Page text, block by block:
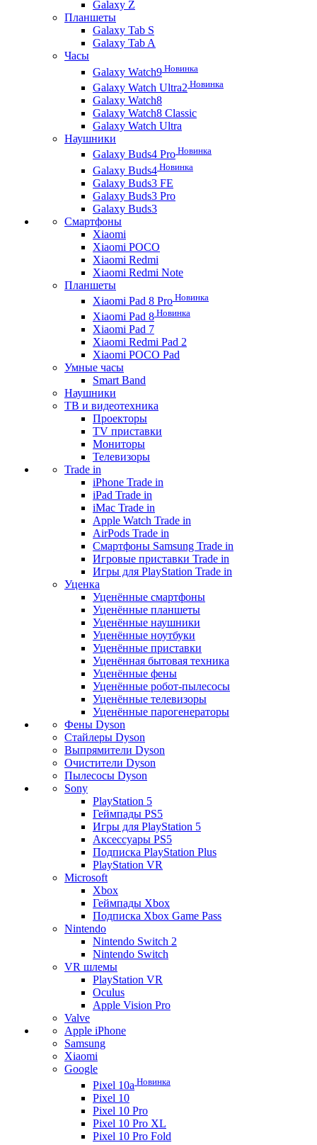
Galaxy Z
Планшеты
Galaxy Tab S
Galaxy Tab A
Часы
Galaxy Watch9 Новинка
Galaxy Watch Ultra2 Новинка
Galaxy Watch8
Galaxy Watch8 Classic
Galaxy Watch Ultra
Наушники
Galaxy Buds4 Pro Новинка
Galaxy Buds4 Новинка
Galaxy Buds3 FE
Galaxy Buds3 Pro
Galaxy Buds3
Смартфоны
Xiaomi
Xiaomi POCO
Xiaomi Redmi
Xiaomi Redmi Note
Планшеты
Xiaomi Pad 8 Pro Новинка
Xiaomi Pad 8 Новинка
Xiaomi Pad 7
Xiaomi Redmi Pad 2
Xiaomi POCO Pad
Умные часы
Smart Band
Наушники
ТВ и видеотехника
Проекторы
TV приставки
Мониторы
Телевизоры
Trade in
iPhone Trade in
iPad Trade in
iMac Trade in
Apple Watch Trade in
AirPods Trade in
Смартфоны Samsung Trade in
Игровые приставки Trade in
Игры для PlayStation Trade in
Уценка
Уценённые смартфоны
Уценённые планшеты
Уценённые наушники
Уценённые ноутбуки
Уценённые приставки
Уценённая бытовая техника
Уценённые фены
Уценённые робот-пылесосы
Уценённые телевизоры
Уценённые парогенераторы
Фены Dyson
Стайлеры Dyson
Выпрямители Dyson
Очистители Dyson
Пылесосы Dyson
Sony
PlayStation 5
Геймпады PS5
Игры для PlayStation 5
Аксессуары PS5
Подписка PlayStation Plus
PlayStation VR
Microsoft
Xbox
Геймпады Xbox
Подписка Xbox Game Pass
Nintendo
Nintendo Switch 2
Nintendo Switch
VR шлемы
PlayStation VR
Oculus
Apple Vision Pro
Valve
Apple iPhone
Samsung
Xiaomi
Google
Pixel 10a Новинка
Pixel 10
Pixel 10 Pro
Pixel 10 Pro XL
Pixel 10 Pro Fold